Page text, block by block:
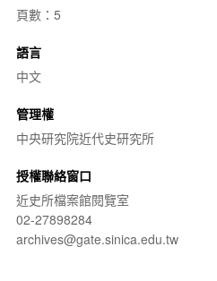
頁數：5
語言
中文
管理權
中央研究院近代史研究所
授權聯絡窗口
近史所檔案館閱覽室
02-27898284
archives@gate.sinica.edu.tw